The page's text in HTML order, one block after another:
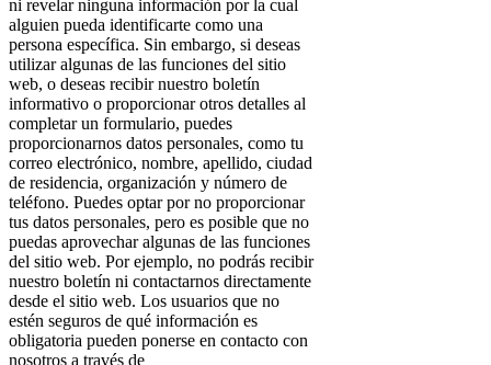
ni revelar ninguna información por la cual
alguien pueda identificarte como una
persona específica. Sin embargo, si deseas
utilizar algunas de las funciones del sitio
web, o deseas recibir nuestro boletín
informativo o proporcionar otros detalles al
completar un formulario, puedes
proporcionarnos datos personales, como tu
correo electrónico, nombre, apellido, ciudad
de residencia, organización y número de
teléfono. Puedes optar por no proporcionar
tus datos personales, pero es posible que no
puedas aprovechar algunas de las funciones
del sitio web. Por ejemplo, no podrás recibir
nuestro boletín ni contactarnos directamente
desde el sitio web. Los usuarios que no
estén seguros de qué información es
obligatoria pueden ponerse en contacto con
nosotros a través de